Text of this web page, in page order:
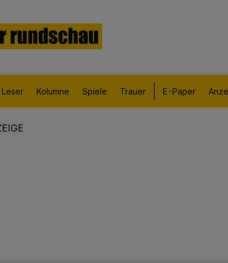
Leser Kolumne Spiele Trauer E-Paper